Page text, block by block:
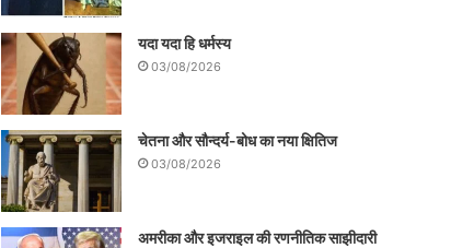
यदा यदा हि धर्मस्य
03/08/2026
चेतना और सौन्दर्य-बोध का नया क्षितिज
03/08/2026
अमरीका और इजराइल की रणनीतिक साझीदारी